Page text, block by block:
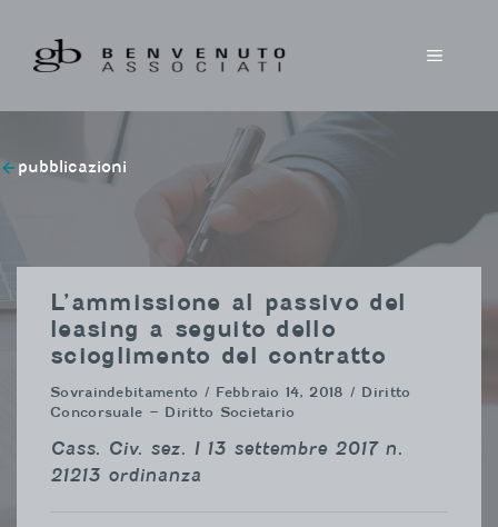
contenuto
MENU
pubblicazioni
L’ammissione al passivo del
leasing a seguito dello
scioglimento del contratto
Sovraindebitamento / Febbraio 14, 2018 / Diritto
Concorsuale – Diritto Societario
Cass. Civ. sez. I 13 settembre 2017 n.
21213 ordinanza